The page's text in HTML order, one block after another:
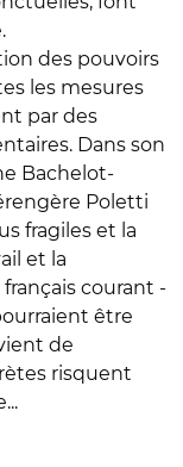
des pouvoirs
les mesures
par des
Dans son
Bachelot-
Poletti
fragiles et la
et la
courant -
être
de
risquent